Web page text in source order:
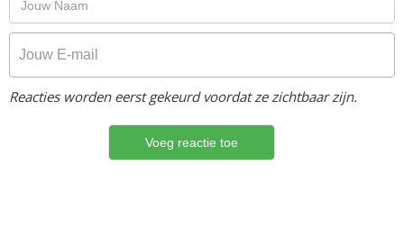
Reacties worden eerst gekeurd voordat ze zichtbaar zijn.